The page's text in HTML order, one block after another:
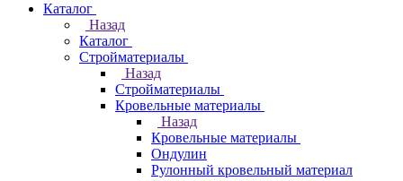
Каталог
Назад
Каталог
Стройматериалы
Назад
Стройматериалы
Кровельные материалы
Назад
Кровельные материалы
Ондулин
Рулонный кровельный материал